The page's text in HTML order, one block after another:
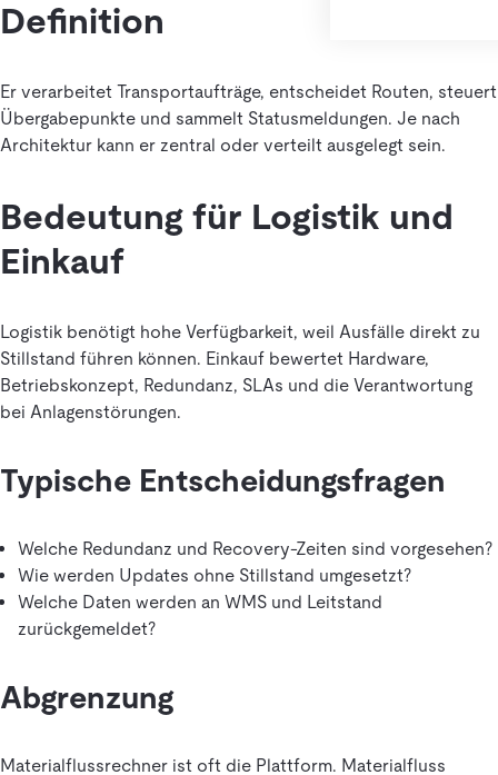
Definition
Er verarbeitet Transportaufträge, entscheidet Routen, steuert
Übergabepunkte und sammelt Statusmeldungen. Je nach
Architektur kann er zentral oder verteilt ausgelegt sein.
Bedeutung für Logistik und
Einkauf
Logistik benötigt hohe Verfügbarkeit, weil Ausfälle direkt zu
Stillstand führen können. Einkauf bewertet Hardware,
Betriebskonzept, Redundanz, SLAs und die Verantwortung
bei Anlagenstörungen.
Typische Entscheidungsfragen
Welche Redundanz und Recovery-Zeiten sind vorgesehen?
Wie werden Updates ohne Stillstand umgesetzt?
Welche Daten werden an WMS und Leitstand
zurückgemeldet?
Abgrenzung
Materialflussrechner ist oft die Plattform. Materialfluss